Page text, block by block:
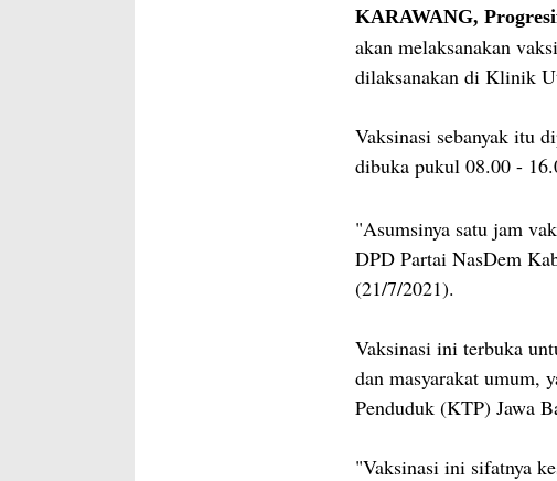
KARAWANG,
akan melaksanakan
dilaksanakan di Klinik
Vaksinasi sebanyak itu
dibuka pukul 08.00 -
"Asumsinya satu jam
DPD Partai NasDem
(21/7/2021).
Vaksinasi ini terbuka
dan masyarakat umum,
Penduduk (KTP) Jawa
"Vaksinasi ini sifatnya